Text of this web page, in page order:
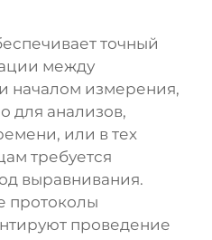
точный
между
началом измерения,
для анализов,
или в тех
требуется
выравнивания.
протоколы
проведение